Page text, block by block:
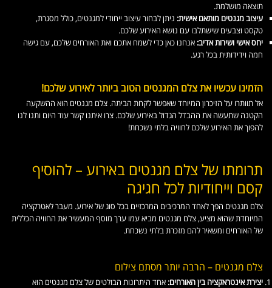
תוצאה מושלמת.
עיצוב מגנטים מותאם אישית: ניתן לבחור עיצוב ייחודי למגנטים, כולל מסגרת,
טקסט וצבעים שישתלבו עם נושא האירוע שלכם.
יחס אישי ושירות אדיב: אנחנו כאן כדי לשמח אתכם ואת האורחים שלכם, עם גישה
חמה וידידותית בכל רגע.
הזמינו עכשיו את צלם המגנטים הטוב ביותר לאירוע שלכם!
אל תוותרו על הזיכרון המיוחד שאפשר לקחת הביתה. צלם מגנטים הוא ההשקעה
הקטנה שתעשה את ההבדל הגדול באירוע שלכם. צרו איתנו קשר עוד היום ותנו לנו
להפוך את האירוע שלכם לחוויה בלתי נשכחת!
תרומתו של צלם מגנטים באירוע – להוסיף
קסם וייחודיות לכל חגיגה
צלם מגנטים הפך לאחד המרכיבים המרכזיים בכל סוג של אירוע. מעבר לאטרקציה
המיוחדת שהוא מציע, צלם מגנטים מביא עמו ערך מוסף המעשיר את החוויה הכללית
של האורחים ומשאיר להם מזכרת בלתי נשכחת.
צלם מגנטים – הרבה יותר מסתם צילום
יצירת אינטראקציה בין האורחים: אחד היתרונות הבולטים של צלם מגנטים הוא